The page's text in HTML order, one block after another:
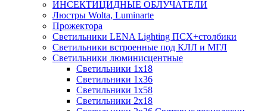
ИНСЕКТИЦИДНЫЕ ОБЛУЧАТЕЛИ
Люстры Wolta, Luminarte
Прожектора
Светильники LENA Lighting ПСХ+столбики
Светильники встроенные под КЛЛ и МГЛ
Светильники люминисцентные
Светильники 1х18
Светильники 1х36
Светильники 1х58
Светильники 2х18